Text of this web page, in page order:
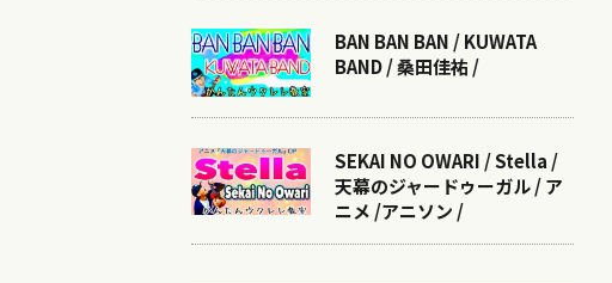
BAN BAN BAN / KUWATA
BAND / 桑田佳祐 /
SEKAI NO OWARI / Stella /
天幕のジャードゥーガル / ア
ニメ /アニソン /